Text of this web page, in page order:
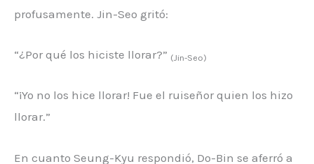
profusamente. Jin-Seo gritó:
“¿Por qué los hiciste llorar?” (Jin-Seo)
“¡Yo no los hice llorar! Fue el ruiseñor quien los hizo
llorar.”
En cuanto Seung-Kyu respondió, Do-Bin se aferró a